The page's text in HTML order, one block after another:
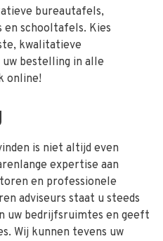
bureautafels,
schooltafels. Kies
kwalitatieve
bestelling in alle
online!
is niet altijd even
expertise aan
en professionele
adviseurs staat u steeds
uw bedrijfsruimtes en geeft
Wij kunnen tevens uw